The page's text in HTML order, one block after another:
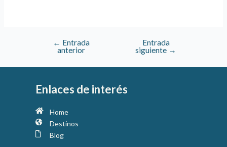
← Entrada
anterior
Entrada
siguiente →
Enlaces de interés
Home
Destinos
Blog